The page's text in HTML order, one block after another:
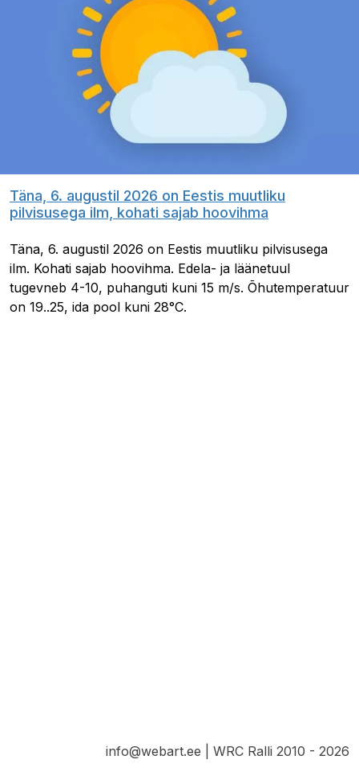
Täna, 6. augustil 2026 on Eestis muutliku
pilvisusega ilm, kohati sajab hoovihma
Täna, 6. augustil 2026 on Eestis muutliku pilvisusega
ilm. Kohati sajab hoovihma. Edela- ja läänetuul
tugevneb 4-10, puhanguti kuni 15 m/s. Õhutemperatuur
on 19..25, ida pool kuni 28°C.
info@webart.ee | WRC Ralli 2010 - 2026